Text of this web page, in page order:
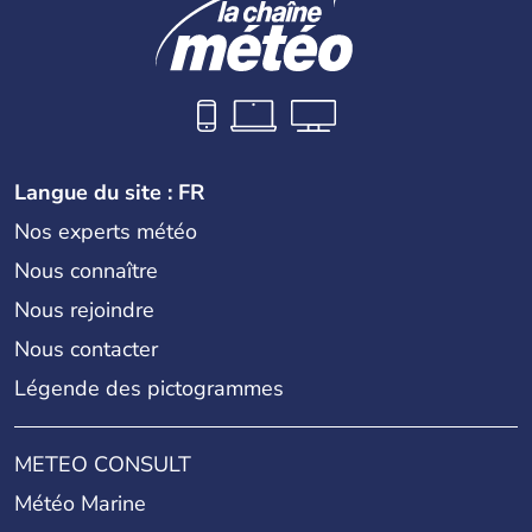
Langue du site : FR
Nos experts météo
Nous connaître
Nous rejoindre
Nous contacter
Légende des pictogrammes
METEO CONSULT
Météo Marine